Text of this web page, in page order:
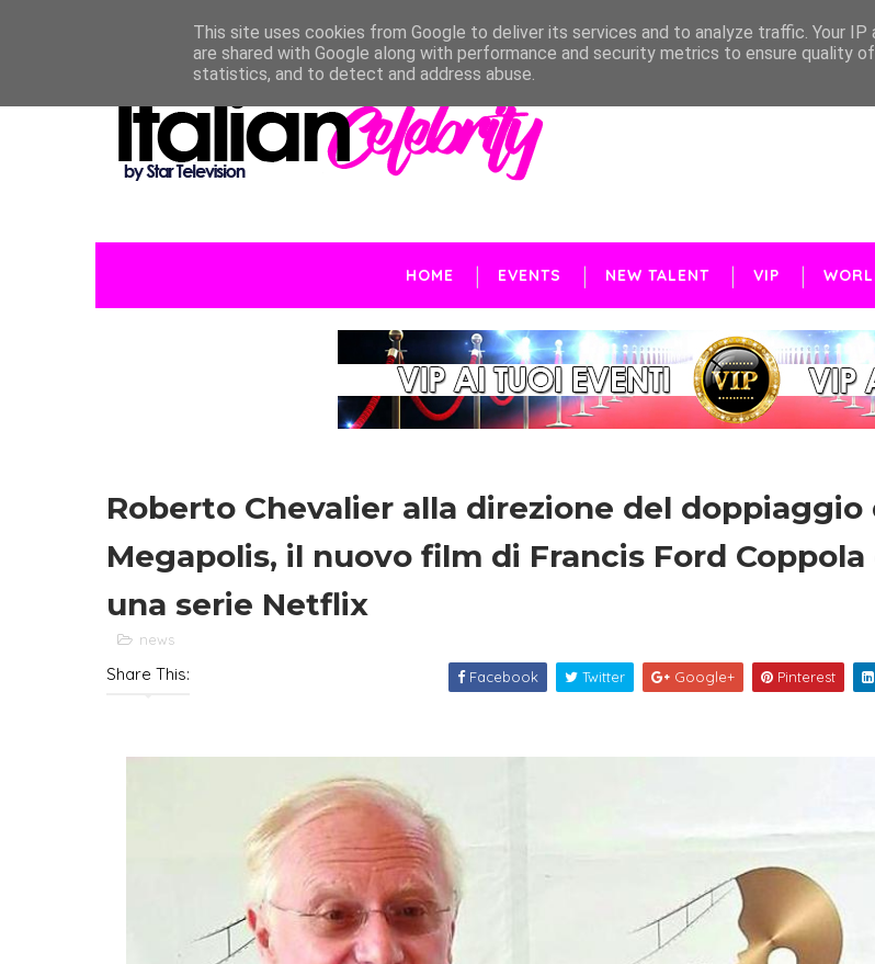
HOME EVENTS NEW TALENT VIP
Roberto Chevalier alla direzione del doppiaggio
Megapolis, il nuovo film di Francis Ford Coppola
una serie Netflix
news
Share This: Facebook Twitter Google+ Pinterest
This site uses cookies from Google to deliver its services and to analyze traffic. Your IP
are shared with Google along with performance and security metrics to ensure quality
statistics, and to detect and address abuse.